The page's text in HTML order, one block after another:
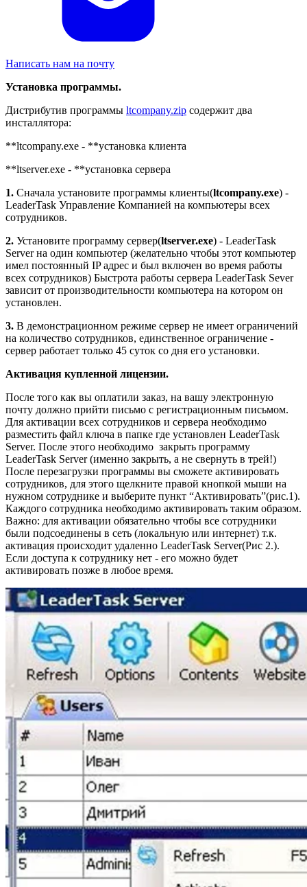
Написать нам на почту
Установка программы.
Дистрибутив программы ltcompany.zip содержит два
инсталлятора:
**ltcompany.exe - **установка клиента
**ltserver.exe - **установка сервера
1. Сначала установите программы клиенты(ltcompany.exe) -
LeaderTask Управление Компанией на компьютеры всех
сотрудников.
2. Установите программу сервер(ltserver.exe) - LeaderTask
Server на один компьютер (желательно чтобы этот компьютер
имел постоянный IP адрес и был включен во время работы
всех сотрудников) Быстрота работы сервера LeaderTask Sever
зависит от производительности компьютера на котором он
установлен.
3. В демонстрационном режиме сервер не имеет ограничений
на количество сотрудников, единственное ограничение -
сервер работает только 45 суток со дня его установки.
Активация купленной лицензии.
После того как вы оплатили заказ, на вашу электронную
почту должно прийти письмо с регистрационным письмом.
Для активации всех сотрудников и сервера необходимо
разместить файл ключа в папке где установлен LeaderTask
Server. После этого необходимо закрыть программу
LeaderTask Server (именно закрыть, а не свернуть в трей!)
После перезагрузки программы вы сможете активировать
сотрудников, для этого щелкните правой кнопкой мыши на
нужном сотруднике и выберите пункт “Активировать”(рис.1).
Каждого сотрудника необходимо активировать таким образом.
Важно: для активации обязательно чтобы все сотрудники
были подсоединены в сеть (локальную или интернет) т.к.
активация происходит удаленно LeaderTask Server(Рис 2.).
Если доступа к сотруднику нет - его можно будет
активировать позже в любое время.